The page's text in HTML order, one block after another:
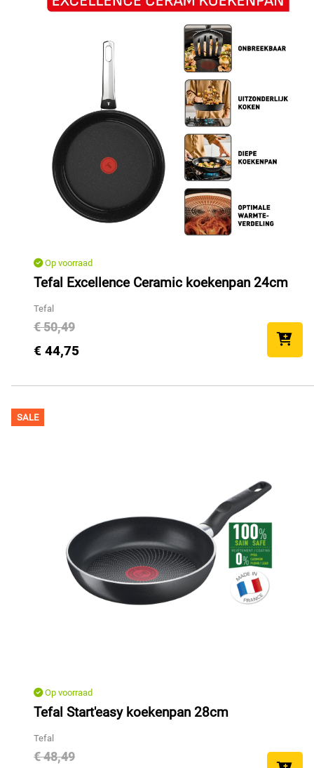
Op voorraad
Tefal Excellence Ceramic koekenpan 24cm
Tefal
€ 50,49
€ 44,75
SALE
Op voorraad
Tefal Start'easy koekenpan 28cm
Tefal
€ 48,49